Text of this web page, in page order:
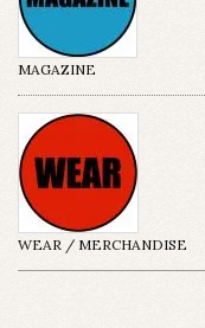
MAGAZINE
WEAR / MERCHANDISE